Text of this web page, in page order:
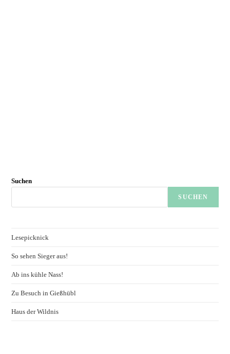
Suchen
SUCHEN
Lesepicknick
So sehen Sieger aus!
Ab ins kühle Nass!
Zu Besuch in Gießhübl
Haus der Wildnis